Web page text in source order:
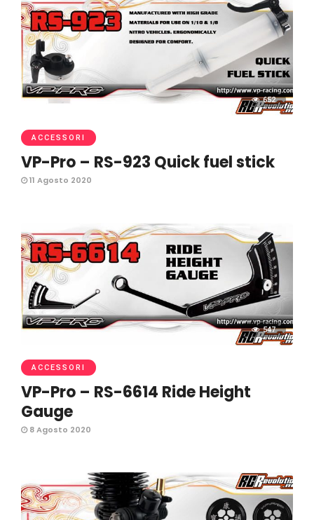
652
ACCESSORI
VP-Pro – RS-923 Quick fuel stick
11 Agosto 2020
547
ACCESSORI
VP-Pro – RS-6614 Ride Height
Gauge
8 Agosto 2020